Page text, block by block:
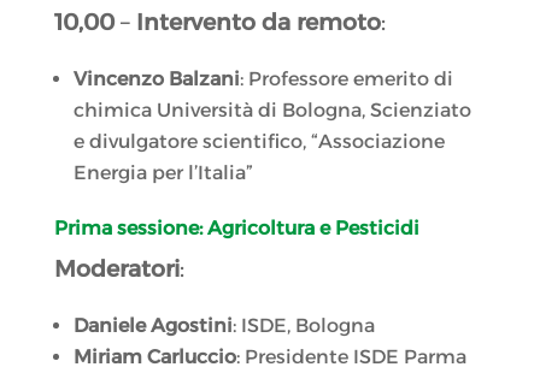
10,00– Intervento da remoto:
Vincenzo Balzani: Professore emerito di
chimica Università di Bologna, Scienziato
e divulgatore scientifico, “Associazione
Energia per l’Italia”
Prima sessione: Agricoltura e Pesticidi
Moderatori:
Daniele Agostini: ISDE, Bologna
Miriam Carluccio: Presidente ISDE Parma